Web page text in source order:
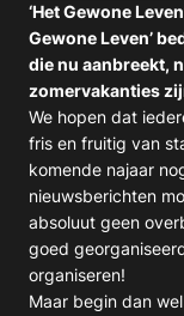
‘Het Gewone
Gewone Leven’
die nu aanbreekt,
zomervakanties
We hopen dat
fris en fruitig van
komende najaar
nieuwsberichten
absoluut geen
goed
organiseren!
Maar begin dan